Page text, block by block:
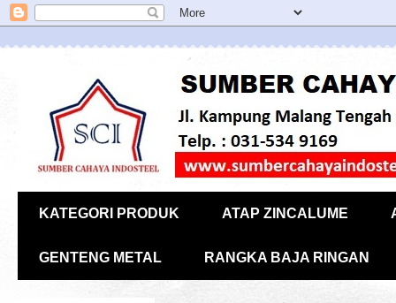
KATEGORI PRODUK ATAP ZINCALUME
GENTENG METAL RANGKA BAJA RINGAN